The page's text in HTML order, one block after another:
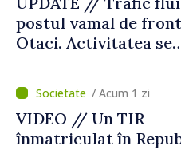
postul vamal de
Otaci. Activitatea se
normale
/ Acum 1 zi
VIDEO // Un TIR
înmatriculat în